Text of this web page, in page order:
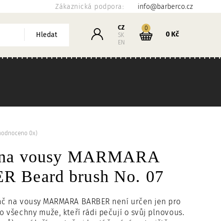
Zákaznická podpora: info@barberco.cz
Hledat Přihlášení
CZ
SK
EN
Košík
0kusů
0 Kč
vousy MARMARA
Beard brush No. 07
0x)
na vousy MARMARA BARBER není určen jen pro
všechny muže, kteří rádi pečují o svůj plnovous.